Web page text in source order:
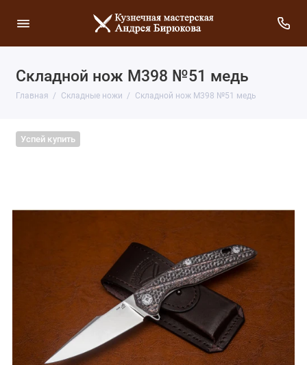
Складной нож М398 №51 медь
Главная Складные ножи Складной нож М398 №51 медь
Успей купить